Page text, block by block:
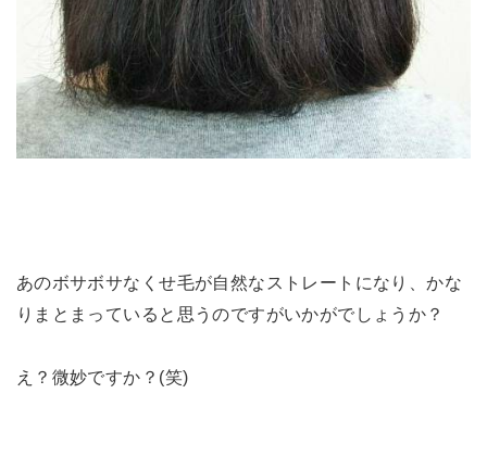
あのボサボサなくせ毛が自然なストレートになり、かな
りまとまっていると思うのですがいかがでしょうか？
え？微妙ですか？(笑)